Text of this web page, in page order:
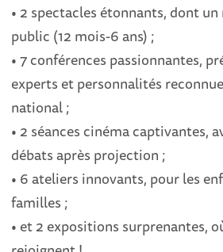
• 2 spectacles étonnants, dont
public (12 mois-6 ans) ;
• 7 conférences passionnantes,
experts et personnalités
national ;
• 2 séances cinéma captivantes,
débats après projection ;
• 6 ateliers innovants, pour les
familles ;
• et 2 expositions surprenantes,